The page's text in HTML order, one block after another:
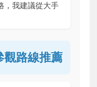
，我建議從大手
觀路線推薦